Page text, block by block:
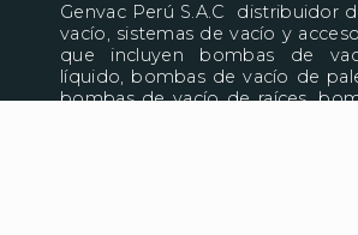
Genvac Perú S.A.C distribuidor
vacío, sistemas de vacío y
que incluyen bombas de
líquido, bombas de vacío de
bombas de vacío de raíces,